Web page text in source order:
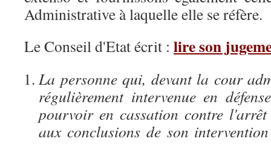
Administrative à laquelle elle se réfère.
Le Conseil d'Etat écrit : lire son
La personne qui, devant la cour
régulièrement intervenue en
pourvoir en cassation contre
aux conclusions de son